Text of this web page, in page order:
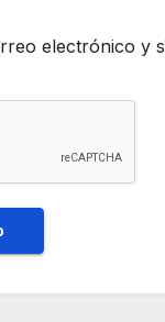
electrónico y